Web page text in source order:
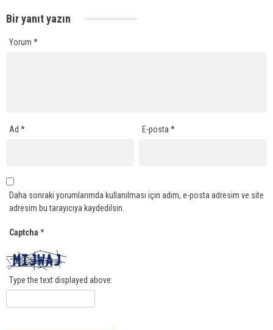
Bir yanıt yazın
Yorum *
Ad * E-posta*
Daha sonraki yorumlarımda kullanılması için adım, e-posta adresim ve site
adresim bu tarayıcıya kaydedilsin.
Captcha *
Type the text displayed above: